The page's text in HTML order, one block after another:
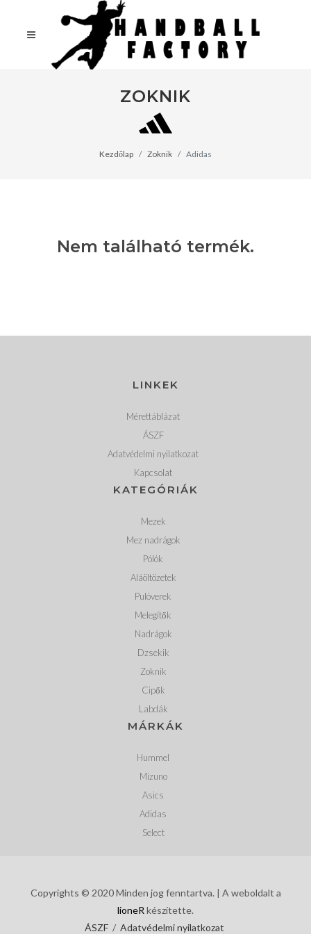
ZOKNIK
Kezdőlap Zoknik Adidas
Nem található termék.
LINKEK
Mérettáblázat
ÁSZF
Adatvédelmi nyilatkozat
Kapcsolat
KATEGÓRIÁK
Mezek
Mez nadrágok
Pólók
Aláöltözetek
Pulóverek
Melegítők
Nadrágok
Dzsekik
Zoknik
Cipők
Labdák
MÁRKÁK
Hummel
Mizuno
Asics
Adidas
Select
Copyrights © 2020 Minden jog fenntartva. | A weboldalt a
lioneR készítette.
ÁSZF / Adatvédelmi nyilatkozat